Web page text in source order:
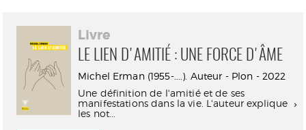
Livre
LE LIEN D'AMITIÉ : UNE FORCE D'ÂME
Michel Erman (1955-....). Auteur - Plon - 2022
Une définition de l'amitié et de ses
manifestations dans la vie. L'auteur explique
les not...